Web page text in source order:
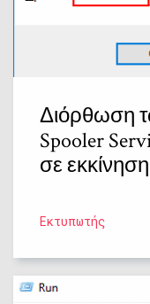
Διόρθωση
Spooler
σε εκκίνηση
Εκτυπωτής